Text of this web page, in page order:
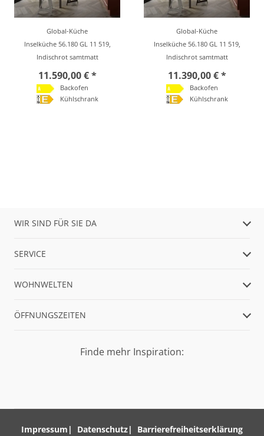
Global-Küche
Inselküche 56.180 GL 11 519,
Indischrot samtmatt
11.590,00 € *
Backofen
Kühlschrank
Global-Küche
Inselküche 56.180 GL 11 519,
Indischrot samtmatt
11.390,00 € *
Backofen
Kühlschrank
WIR SIND FÜR SIE DA
SERVICE
WOHNWELTEN
ÖFFNUNGSZEITEN
Finde mehr Inspiration:
Impressum Datenschutz Barrierefreiheitserklärung